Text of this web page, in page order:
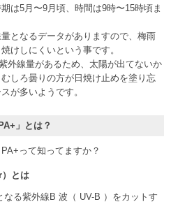
は5月〜9月頃、時間は9時〜15時頃ま
となるデータがありますので、梅雨
けしにくいという事です。
外線量があるため、太陽が出てないか
しろ曇りの方が日焼け止めを塗り忘
が多いようです。
」とは？
って知ってますか？
とは
る紫外線B 波（ UV-B ）をカットす